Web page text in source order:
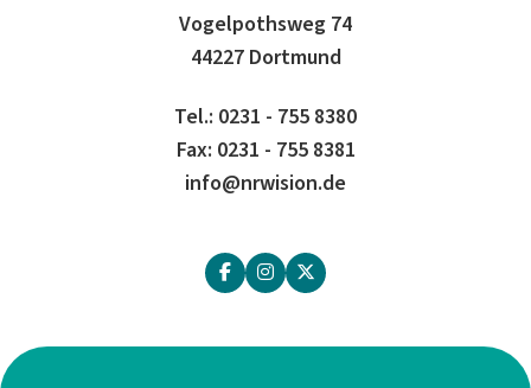
Vogelpothsweg 74
44227 Dortmund
Tel.: 0231 - 755 8380
Fax: 0231 - 755 8381
info@nrwision.de